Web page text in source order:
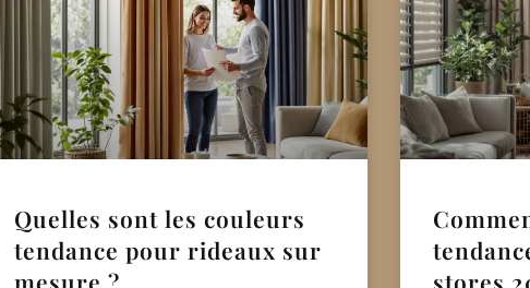
Quelles sont les couleurs
tendance pour rideaux sur
mesure ?
stores